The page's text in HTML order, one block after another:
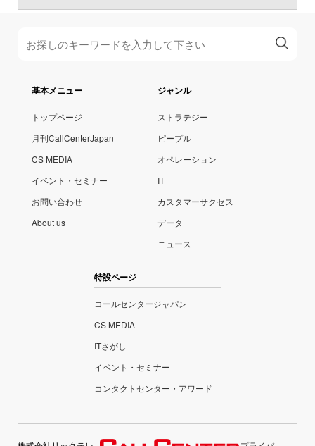
基本メニュー
トップページ
月刊CallCenterJapan
CS MEDIA
イベント・セミナー
お問い合わせ
About us
ジャンル
ストラテジー
ピープル
オペレーション
IT
カスタマーサクセス
データ
ニュース
特設ページ
コールセンタージャパン
CS MEDIA
ITさがし
イベント・セミナー
コンタクトセンター・アワード